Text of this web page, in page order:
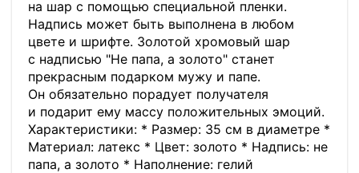
на шар с помощью специальной пленки.
Надпись может быть выполнена в любом
цвете и шрифте. Золотой хромовый шар
с надписью "Не папа, а золото" станет
прекрасным подарком мужу и папе.
Он обязательно порадует получателя
и подарит ему массу положительных эмоций.
Характеристики: * Размер: 35 см в диаметре *
Материал: латекс * Цвет: золото * Надпись: не
папа, а золото * Наполнение: гелий